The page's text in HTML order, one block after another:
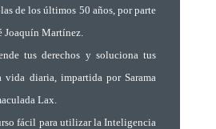
de los últimos 50 años, por parte
Joaquín Martínez.
tus derechos y soluciona tus
vida diaria, impartida por Sarama
Lax.
fácil para utilizar la Inteligencia